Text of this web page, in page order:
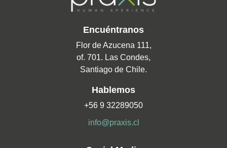
Encuéntranos
Flor de Azucena 111,
of. 701. Las Condes,
Santiago de Chile.
Hablemos
+56 9 32289050
info@praxis.cl